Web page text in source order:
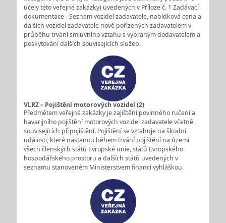
účely této veřejné zakázky) uvedených v Příloze č. 1 Zadávací
dokumentace - Seznam vozidel zadavatele, nabídková cena a
dalších vozidel zadavatele nově pořízených zadavatelem v
průběhu trvání smluvního vztahu s vybraným dodavatelem a
poskytování dalších souvisejících služeb.
VLRZ – Pojištění motorových vozidel (2)
Předmětem veřejné zakázky je zajištění povinného ručení a
havarijního pojištění motorových vozidel zadavatele včetně
souvisejících připojištění. Pojištění se vztahuje na škodní
události, které nastanou během trvání pojištění na území
všech členských států Evropské unie, států Evropského
hospodářského prostoru a dalších států uvedených v
seznamu stanoveném Ministerstvem financí vyhláškou.